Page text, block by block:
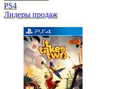
PS4
Лидеры продаж